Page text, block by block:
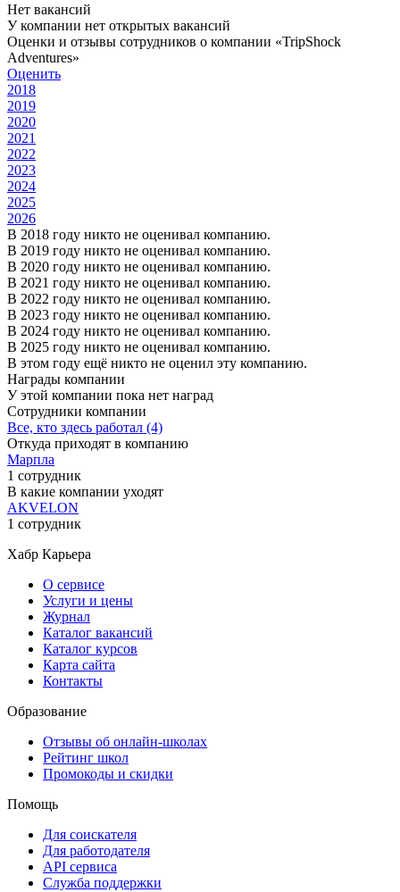
Нет вакансий
У компании нет открытых вакансий
Оценки и отзывы сотрудников о компании «TripShock
Adventures»
Оценить
2018
2019
2020
2021
2022
2023
2024
2025
2026
В 2018 году никто не оценивал компанию.
В 2019 году никто не оценивал компанию.
В 2020 году никто не оценивал компанию.
В 2021 году никто не оценивал компанию.
В 2022 году никто не оценивал компанию.
В 2023 году никто не оценивал компанию.
В 2024 году никто не оценивал компанию.
В 2025 году никто не оценивал компанию.
В этом году ещё никто не оценил эту компанию.
Награды компании
У этой компании пока нет наград
Сотрудники компании
Все, кто здесь работал (4)
Откуда приходят в компанию
Марпла
1 сотрудник
В какие компании уходят
AKVELON
1 сотрудник
Хабр Карьера
О сервисе
Услуги и цены
Журнал
Каталог вакансий
Каталог курсов
Карта сайта
Контакты
Образование
Отзывы об онлайн-школах
Рейтинг школ
Промокоды и скидки
Помощь
Для соискателя
Для работодателя
API сервиса
Служба поддержки